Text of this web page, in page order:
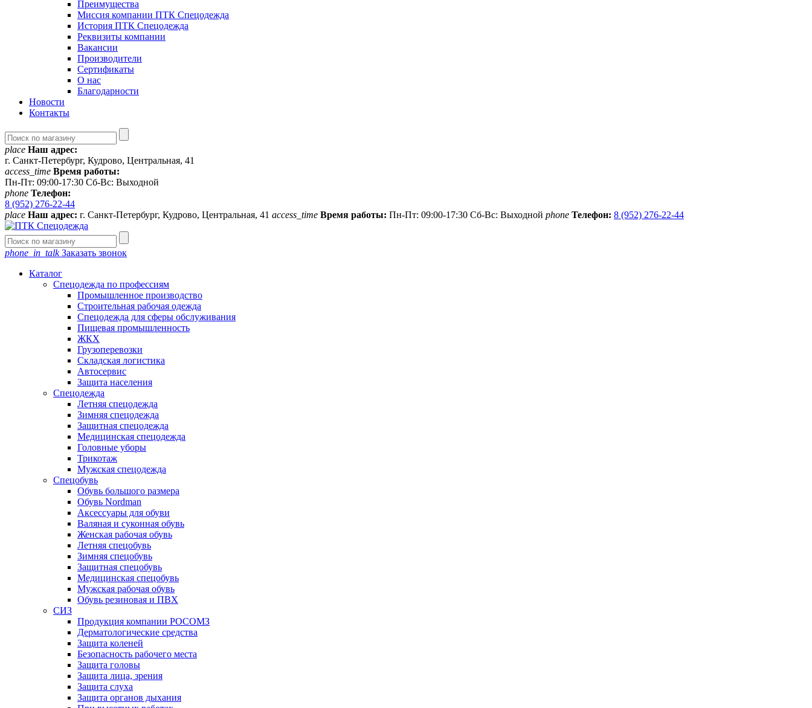
Преимущества
Миссия компании ПТК Спецодежда
История ПТК Спецодежда
Реквизиты компании
Вакансии
Производители
Сертификаты
О нас
Благодарности
Новости
Контакты
place Наш адрес:
г. Санкт-Петербург, Кудрово, Центральная, 41
access_time Время работы:
Пн-Пт: 09:00-17:30 Сб-Вс: Выходной
phone Телефон:
8 (952) 276-22-44
place Наш адрес: г. Санкт-Петербург, Кудрово, Центральная, 41 access_time Время работы: Пн-Пт: 09:00-17:30 Сб-Вс: Выходной phone Телефон: 8 (952) 276-22-44
phone_in_talkЗаказать звонок
Каталог
Спецодежда по профессиям
Промышленное производство
Строительная рабочая одежда
Спецодежда для сферы обслуживания
Пищевая промышленность
ЖКХ
Грузоперевозки
Складская логистика
Автосервис
Защита населения
Спецодежда
Летняя спецодежда
Зимняя спецодежда
Защитная спецодежда
Медицинская спецодежда
Головные уборы
Трикотаж
Мужская спецодежда
Спецобувь
Обувь большого размера
Обувь Nordman
Аксессуары для обуви
Валяная и суконная обувь
Женская рабочая обувь
Летняя спецобувь
Зимняя спецобувь
Защитная спецобувь
Медицинская спецобувь
Мужская рабочая обувь
Обувь резиновая и ПВХ
СИЗ
Продукция компании РОСОМЗ
Дерматологические средства
Защита коленей
Безопасность рабочего места
Защита головы
Защита лица, зрения
Защита слуха
Защита органов дыхания